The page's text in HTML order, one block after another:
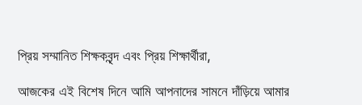
প্রিয় সম্মানিত শিক্ষকবৃন্দ এবং প্রিয় শিক্ষার্থীরা,
আজকের এই বিশেষ দিনে আমি আপনাদের সামনে দাঁড়িয়ে আমার